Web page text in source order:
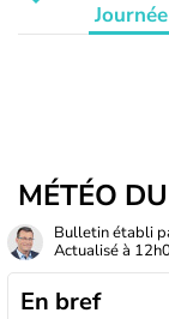
Journée
MÉTÉO
Bulletin établi
Actualisé à
En bref